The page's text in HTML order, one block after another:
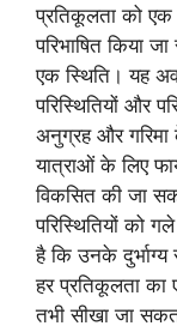
प्रतिकूलता को एक
परिभाषित किया जा
एक स्थिति। यह
परिस्थितियों और
अनुग्रह और गरिमा
यात्राओं के लिए
विकसित की जा
परिस्थितियों को
है कि उनके
हर प्रतिकूलता
तभी सीखा जा